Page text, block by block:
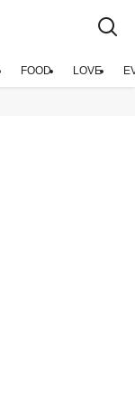
FOOD LOVE